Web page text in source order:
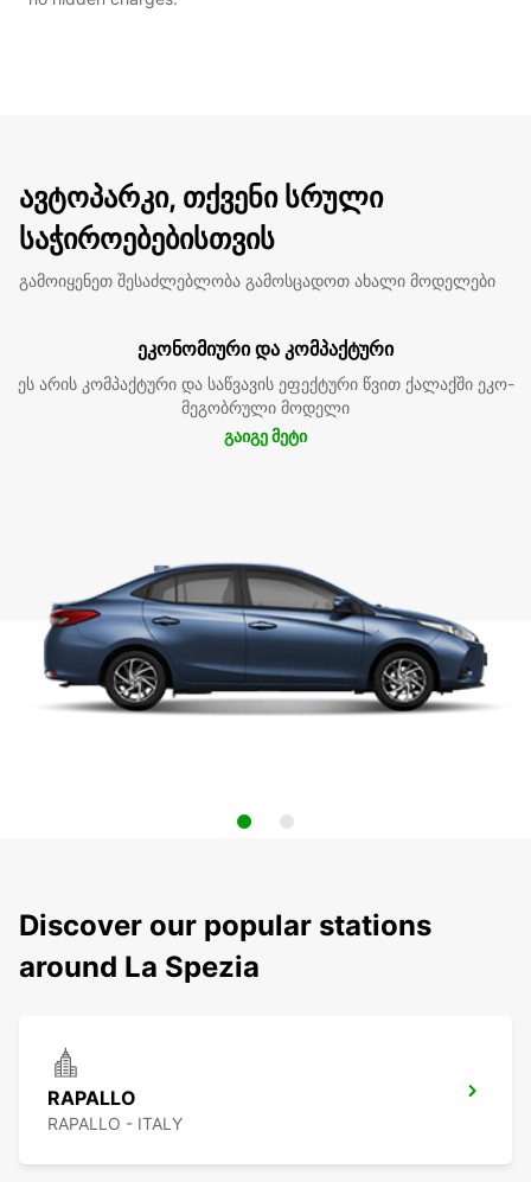
ავტოპარკი, თქვენი სრული
საჭიროებებისთვის
გამოიყენეთ შესაძლებლობა გამოსცადოთ ახალი მოდელები
ეკონომიური და კომპაქტური
ეს არის კომპაქტური და საწვავის ეფექტური წვით ქალაქში ეკო-
მეგობრული მოდელი
გაიგე მეტი
Discover our popular stations
around La Spezia
RAPALLO
RAPALLO - ITALY